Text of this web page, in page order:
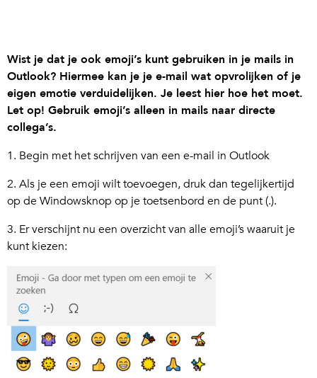
Wist je dat je ook emoji’s kunt gebruiken in je mails in
Outlook? Hiermee kan je je e-mail wat opvrolijken of je
eigen emotie verduidelijken. Je leest hier hoe het moet.
Let op! Gebruik emoji’s alleen in mails naar directe
collega’s.
1. Begin met het schrijven van een e-mail in Outlook
2. Als je een emoji wilt toevoegen, druk dan tegelijkertijd
op de Windowsknop op je toetsenbord en de punt (.).
3. Er verschijnt nu een overzicht van alle emoji’s waaruit je
kunt kiezen: